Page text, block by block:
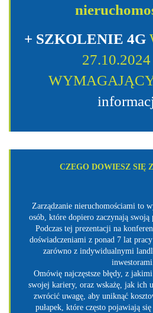
+ SZKOLENIE 4G
CZEGO DOWIESZ SIĘ
Zarządzanie nieruchomościami to
osób, które dopiero zaczynają
Podczas tej prezentacji na
doświadczeniami z ponad 7 lat
zarówno z indywidualnymi
Omówię najczęstsze błędy, z
swojej kariery, oraz wskażę, jak ich
zwrócić uwagę, aby uniknąć
pułapek, które często pojawiają